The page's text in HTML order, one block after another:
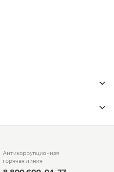
Антикоррупционная
горячая линия